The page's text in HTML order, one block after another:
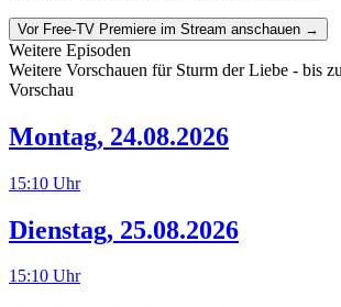
Vor Free-TV Premiere im Stream anschauen →
Weitere Episoden
Weitere Vorschauen für Sturm der Liebe - bis
Vorschau
Montag, 24.08.2026
15:10 Uhr
Dienstag, 25.08.2026
15:10 Uhr